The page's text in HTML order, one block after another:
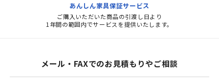
あんしん家具保証サービス
ご購入いただいた商品の引渡し日より
1年間の範囲内でサービスを提供いたします。
メール・FAXでのお見積もりやご相談